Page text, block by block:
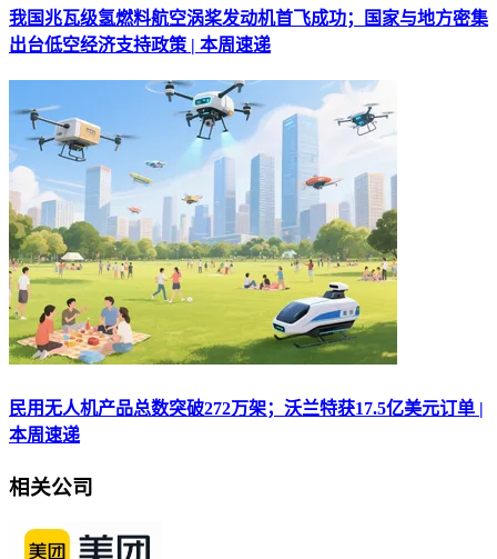
我国兆瓦级氢燃料航空涡桨发动机首飞成功；国家与地方密集
出台低空经济支持政策 | 本周速递
民用无人机产品总数突破272万架；沃兰特获17.5亿美元订单 |
本周速递
相关公司